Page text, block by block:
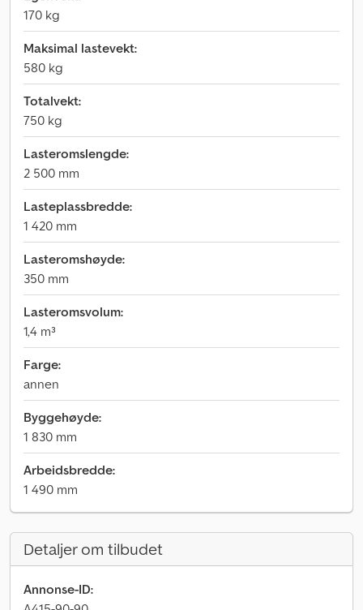
170 kg
Maksimal lastevekt:
580 kg
Totalvekt:
750 kg
Lasteromslengde:
2 500 mm
Lasteplassbredde:
1 420 mm
Lasteromshøyde:
350 mm
Lasteromsvolum:
1,4 m³
Farge:
annen
Byggehøyde:
1 830 mm
Arbeidsbredde:
1 490 mm
Detaljer om tilbudet
Annonse-ID: